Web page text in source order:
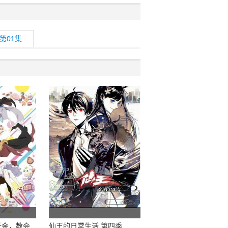
第01集
，教会 仙王的日常生活 第四季